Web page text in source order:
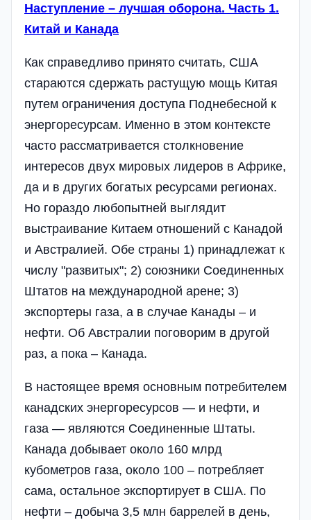
Наступление – лучшая оборона. Часть 1.
Китай и Канада
Как справедливо принято считать, США
стараются сдержать растущую мощь Китая
путем ограничения доступа Поднебесной к
энергоресурсам. Именно в этом контексте
часто рассматривается столкновение
интересов двух мировых лидеров в Африке,
да и в других богатых ресурсами регионах.
Но гораздо любопытней выглядит
выстраивание Китаем отношений с Канадой
и Австралией. Обе страны 1) принадлежат к
числу "развитых"; 2) союзники Соединенных
Штатов на международной арене; 3)
экспортеры газа, а в случае Канады – и
нефти. Об Австралии поговорим в другой
раз, а пока – Канада.
В настоящее время основным потребителем
канадских энергоресурсов — и нефти, и
газа — являются Соединенные Штаты.
Канада добывает около 160 млрд
кубометров газа, около 100 – потребляет
сама, остальное экспортирует в США. По
нефти – добыча 3,5 млн баррелей в день,